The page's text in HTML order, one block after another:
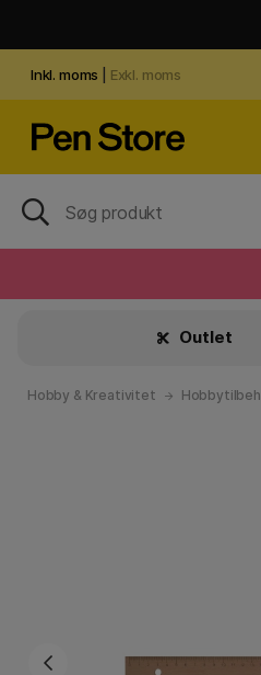
Inkl. moms Exkl. moms
Outlet
Hobby & Kreativitet